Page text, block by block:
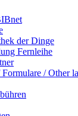
der Dinge
Fernleihe
/ Other